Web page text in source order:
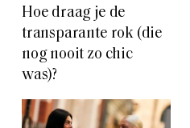
Hoe draag je de
transparante rok (die
nog nooit zo chic
was)?